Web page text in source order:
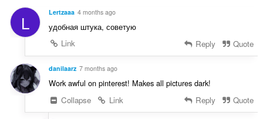
n
í
d
o
e
n
:
L Lertzaaa 4 months ago
удобная штука, советую
Link
Reply Quote
danilaarz 7 months ago
Work awful on pinterest! Makes all pictures dark!
Collapse
Link Reply Quote